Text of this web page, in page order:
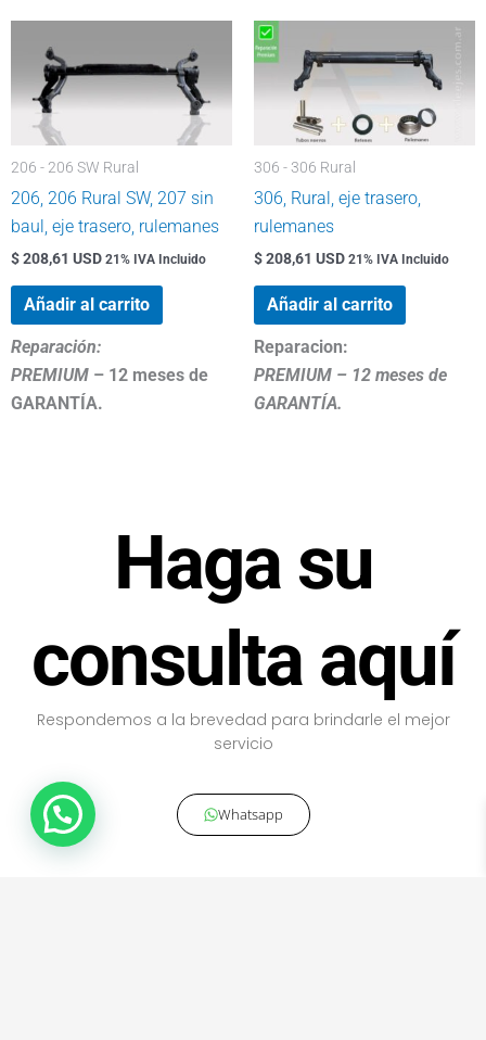
206 - 206 SW Rural
206, 206 Rural SW, 207 sin
baul, eje trasero, rulemanes
$ 208,61 USD 21% IVA Incluido
Añadir al carrito
Reparación:
PREMIUM – 12 meses de
GARANTÍA.
306 - 306 Rural
306, Rural, eje trasero,
rulemanes
$ 208,61 USD 21% IVA Incluido
Añadir al carrito
Reparacion:
PREMIUM – 12 meses de
GARANTÍA.
Haga su
consulta aquí
Respondemos a la brevedad para brindarle el mejor
servicio
Whatsapp